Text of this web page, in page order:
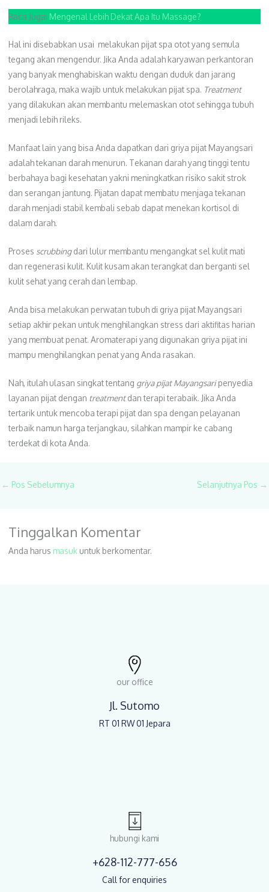
Baca Juga: Mengenal Lebih Dekat Apa Itu Massage?
Hal ini disebabkan usai melakukan pijat spa otot yang semula
tegang akan mengendur. Jika Anda adalah karyawan perkantoran
yang banyak menghabiskan waktu dengan duduk dan jarang
berolahraga, maka wajib untuk melakukan pijat spa. Treatment
yang dilakukan akan membantu melemaskan otot sehingga tubuh
menjadi lebih rileks.
Manfaat lain yang bisa Anda dapatkan dari griya pijat Mayangsari
adalah tekanan darah menurun. Tekanan darah yang tinggi tentu
berbahaya bagi kesehatan yakni meningkatkan risiko sakit strok
dan serangan jantung. Pijatan dapat membatu menjaga tekanan
darah menjadi stabil kembali sebab dapat menekan kortisol di
dalam darah.
Proses scrubbingdari lulur membantu mengangkat sel kulit mati
dan regenerasi kulit. Kulit kusam akan terangkat dan berganti sel
kulit sehat yang cerah dan lembap.
Anda bisa melakukan perwatan tubuh di griya pijat Mayangsari
setiap akhir pekan untuk menghilangkan stress dari aktifitas harian
yang membuat penat. Aromaterapi yang digunakan griya pijat ini
mampu menghilangkan penat yang Anda rasakan.
Nah, itulah ulasan singkat tentang griya pijat Mayangsari penyedia
layanan pijat dengan treatmentdan terapi terabaik. Jika Anda
tertarik untuk mencoba terapi pijat dan spa dengan pelayanan
terbaik namun harga terjangkau, silahkan mampir ke cabang
terdekat di kota Anda.
← Pos Sebelumnya Selanjutnya Pos →
Tinggalkan Komentar
Anda harus masukuntuk berkomentar.
our office
Jl. Sutomo
RT 01 RW 01 Jepara
hubungi kami
+628-112-777-656
Call for enquiries